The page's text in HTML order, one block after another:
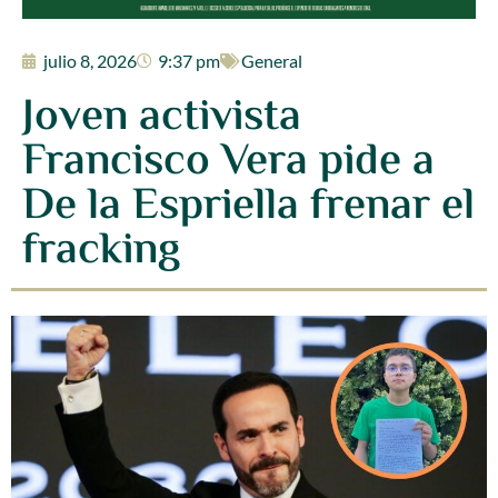
julio 8, 2026 9:37 pm General
Joven activista
Francisco Vera pide a
De la Espriella frenar el
fracking